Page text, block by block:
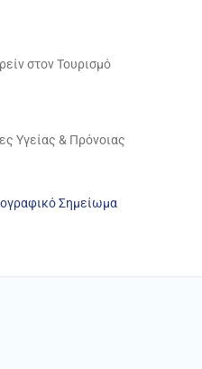
στον Τουρισμό
Υγείας & Πρόνοιας
Σημείωμα